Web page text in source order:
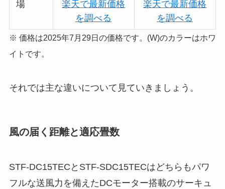
場
楽天で最新価格
を調べる
楽天で最新価格
を調べる
※ 価格は2025年7月29日の価格です。(W)のカラーはホワ
イトです。
それでは主な違いについて見ていきましょう。
風の届く距離と適応畳数
STF-DC15TECとSTF-SDC15TECはどちらもパワ
フルな送風力を備えたDCモーター搭載のサーキュ